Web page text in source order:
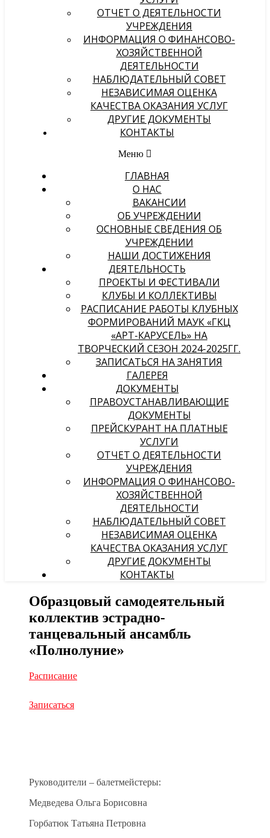
ОТЧЕТ О ДЕЯТЕЛЬНОСТИ
УЧРЕЖДЕНИЯ
ИНФОРМАЦИЯ О ФИНАНСОВО-
ХОЗЯЙСТВЕННОЙ
ДЕЯТЕЛЬНОСТИ
НАБЛЮДАТЕЛЬНЫЙ СОВЕТ
НЕЗАВИСИМАЯ ОЦЕНКА
КАЧЕСТВА ОКАЗАНИЯ УСЛУГ
ДРУГИЕ ДОКУМЕНТЫ
КОНТАКТЫ
Меню
ГЛАВНАЯ
О НАС
ВАКАНСИИ
ОБ УЧРЕЖДЕНИИ
ОСНОВНЫЕ СВЕДЕНИЯ ОБ
УЧРЕЖДЕНИИ
НАШИ ДОСТИЖЕНИЯ
ДЕЯТЕЛЬНОСТЬ
ПРОЕКТЫ И ФЕСТИВАЛИ
КЛУБЫ И КОЛЛЕКТИВЫ
РАСПИСАНИЕ РАБОТЫ КЛУБНЫХ
ФОРМИРОВАНИЙ МАУК «ГКЦ
«АРТ-КАРУСЕЛЬ» НА
ТВОРЧЕСКИЙ СЕЗОН 2024-2025ГГ.
ЗАПИСАТЬСЯ НА ЗАНЯТИЯ
ГАЛЕРЕЯ
ДОКУМЕНТЫ
ПРАВОУСТАНАВЛИВАЮЩИЕ
ДОКУМЕНТЫ
ПРЕЙСКУРАНТ НА ПЛАТНЫЕ
УСЛУГИ
ОТЧЕТ О ДЕЯТЕЛЬНОСТИ
УЧРЕЖДЕНИЯ
ИНФОРМАЦИЯ О ФИНАНСОВО-
ХОЗЯЙСТВЕННОЙ
ДЕЯТЕЛЬНОСТИ
НАБЛЮДАТЕЛЬНЫЙ СОВЕТ
НЕЗАВИСИМАЯ ОЦЕНКА
КАЧЕСТВА ОКАЗАНИЯ УСЛУГ
ДРУГИЕ ДОКУМЕНТЫ
КОНТАКТЫ
Образцовый самодеятельный
коллектив эстрадно-
танцевальный ансамбль
«Полнолуние»
Расписание
Записаться
Руководители – балетмейстеры:
Медведева Ольга Борисовна
Горбатюк Татьяна Петровна